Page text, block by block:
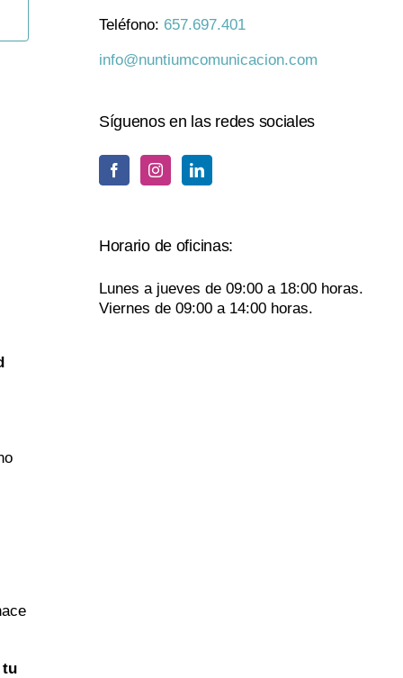
tu
Teléfono: 657.697.401
info@nuntiumcomunicacion.com
Síguenos en las redes sociales
Horario de oficinas:
Lunes a jueves de 09:00 a 18:00 horas.
Viernes de 09:00 a 14:00 horas.